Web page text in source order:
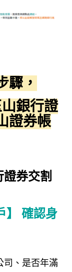
驟，
銀行證
證券帳
券交割
】 確認身
司、是否年滿